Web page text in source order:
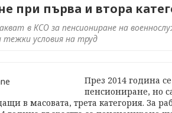
при първа и втора
в КСО за пенсиониране на
условия на труд
През 2014 година
пенсиониране, но
в масовата, трета категория. За